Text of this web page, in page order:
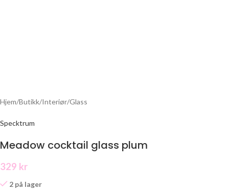
Hjem/Butikk/Interiør/Glass
Specktrum
Meadow cocktail glass plum
329 kr
2 på lager